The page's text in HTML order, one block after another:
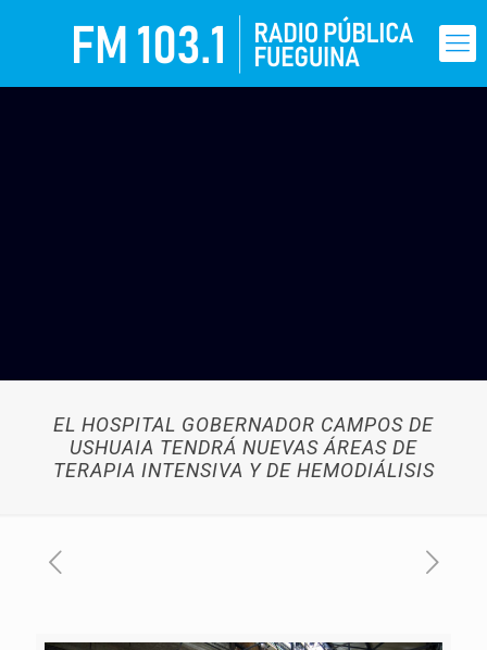
EL HOSPITAL GOBERNADOR CAMPOS DE
USHUAIA TENDRÁ NUEVAS ÁREAS DE
TERAPIA INTENSIVA Y DE HEMODIÁLISIS